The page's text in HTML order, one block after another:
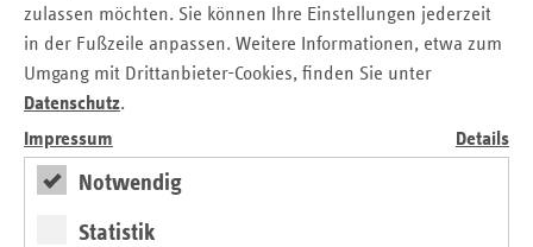
zulassen möchten. Sie können Ihre Einstellungen jederzeit
in der Fußzeile anpassen. Weitere Informationen, etwa zum
Umgang mit Drittanbieter-Cookies, finden Sie unter
Datenschutz.
Impressum
Details
Notwendig
Statistik